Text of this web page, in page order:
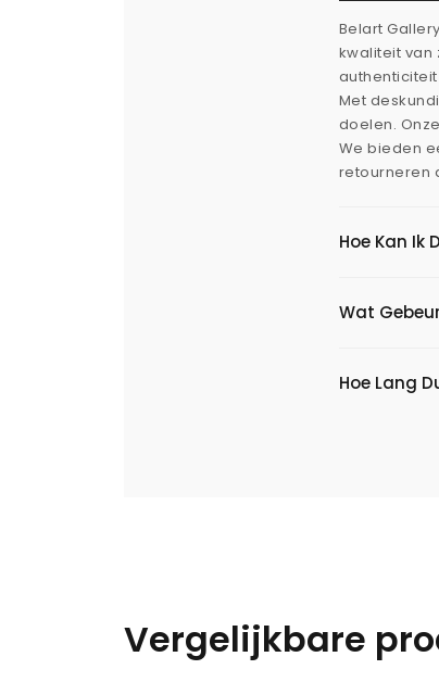
Belart
kwaliteit van
Met
doelen.
We bieden
retourneren
Hoe Kan Ik
Wat
Hoe Lang
Vergelijkbare